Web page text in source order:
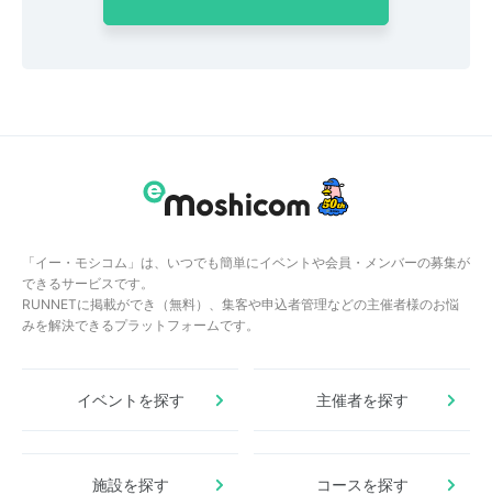
「イー・モシコム」は、いつでも簡単にイベントや会員・メンバーの募集が
できるサービスです。
RUNNETに掲載ができ（無料）、集客や申込者管理などの主催者様のお悩
みを解決できるプラットフォームです。
イベントを探す 主催者を探す
施設を探す コースを探す